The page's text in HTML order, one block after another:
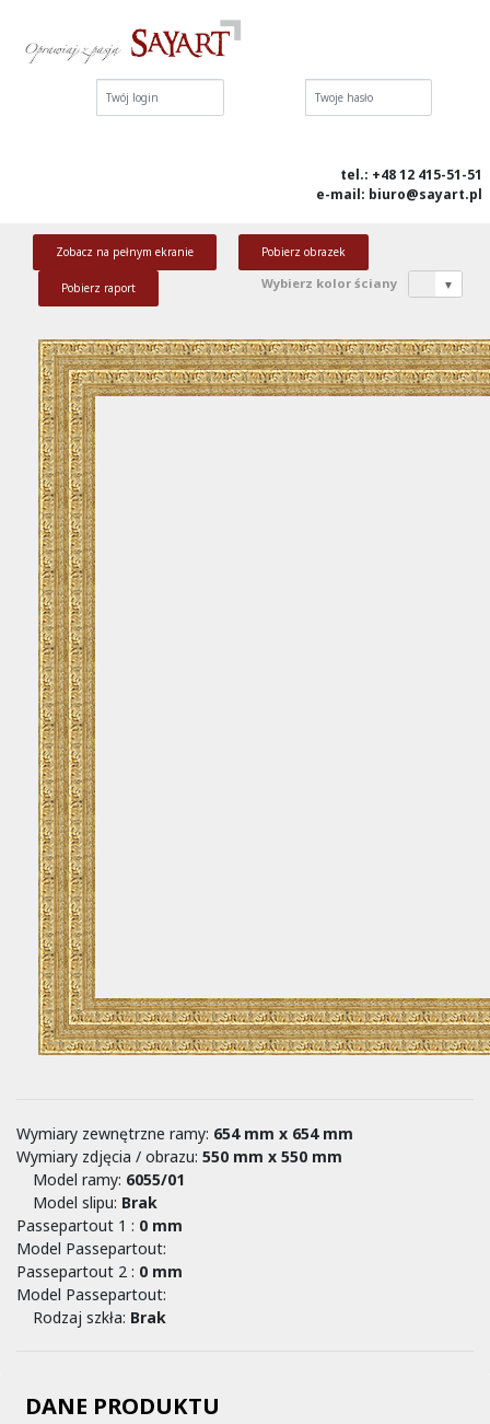
tel.: +48 12 415-51-51
e-mail: biuro@sayart.pl
Zobacz na pełnym ekranie Pobierz obrazek
Pobierz raport Wybierz kolor ściany ▼
Wymiary zewnętrzne ramy: 654 mm x 654 mm
Wymiary zdjęcia / obrazu: 550 mm x 550 mm
Model ramy: 6055/01
Model slipu: Brak
Passepartout 1 : 0 mm
Model Passepartout:
Passepartout 2 : 0 mm
Model Passepartout:
Rodzaj szkła: Brak
DANE PRODUKTU